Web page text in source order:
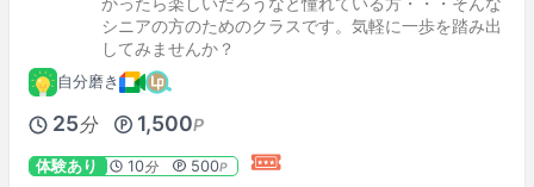
シニアの方のためのクラスです。気軽に一歩を踏み出
してみませんか？
自分磨き
25分 1,500P
体験あり 10分 500P